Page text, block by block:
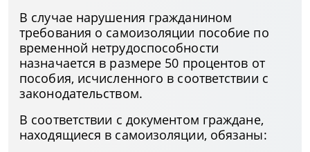
В случае нарушения гражданином
требования о самоизоляции пособие по
временной нетрудоспособности
назначается в размере 50 процентов от
пособия, исчисленного в соответствии с
законодательством.
В соответствии с документом граждане,
находящиеся в самоизоляции, обязаны: